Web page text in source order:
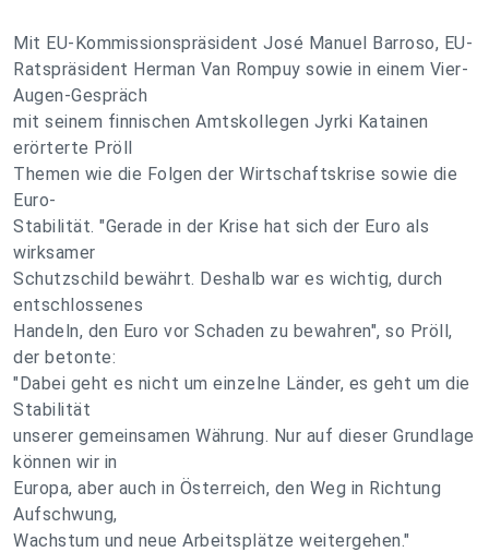
Mit EU-Kommissionspräsident José Manuel Barroso, EU-
Ratspräsident Herman Van Rompuy sowie in einem Vier-
Augen-Gespräch
mit seinem finnischen Amtskollegen Jyrki Katainen
erörterte Pröll
Themen wie die Folgen der Wirtschaftskrise sowie die
Euro-
Stabilität. "Gerade in der Krise hat sich der Euro als
wirksamer
Schutzschild bewährt. Deshalb war es wichtig, durch
entschlossenes
Handeln, den Euro vor Schaden zu bewahren", so Pröll,
der betonte:
"Dabei geht es nicht um einzelne Länder, es geht um die
Stabilität
unserer gemeinsamen Währung. Nur auf dieser Grundlage
können wir in
Europa, aber auch in Österreich, den Weg in Richtung
Aufschwung,
Wachstum und neue Arbeitsplätze weitergehen."